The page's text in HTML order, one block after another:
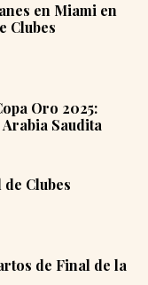
en Miami en
Clubes
Oro 2025:
Saudita
Clubes
de Final de la